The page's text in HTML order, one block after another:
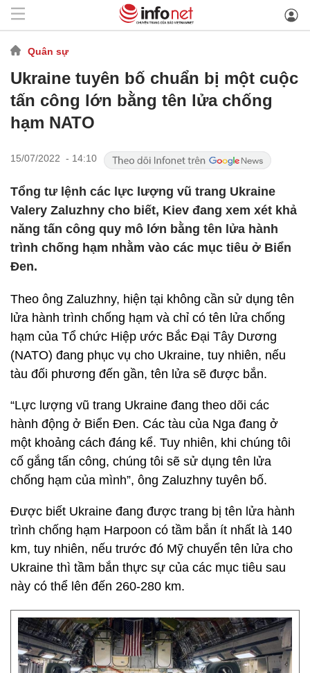
Quân sự
Ukraine tuyên bố chuẩn bị một cuộc
tấn công lớn bằng tên lửa chống
hạm NATO
15/07/2022 - 14:10
Tổng tư lệnh các lực lượng vũ trang Ukraine
Valery Zaluzhny cho biết, Kiev đang xem xét khả
năng tấn công quy mô lớn bằng tên lửa hành
trình chống hạm nhằm vào các mục tiêu ở Biển
Đen.
Theo ông Zaluzhny, hiện tại không cần sử dụng tên
lửa hành trình chống hạm và chỉ có tên lửa chống
hạm của Tổ chức Hiệp ước Bắc Đại Tây Dương
(NATO) đang phục vụ cho Ukraine, tuy nhiên, nếu
tàu đối phương đến gần, tên lửa sẽ được bắn.
“Lực lượng vũ trang Ukraine đang theo dõi các
hành động ở Biển Đen. Các tàu của Nga đang ở
một khoảng cách đáng kể. Tuy nhiên, khi chúng tôi
cố gắng tấn công, chúng tôi sẽ sử dụng tên lửa
chống hạm của mình”, ông Zaluzhny tuyên bố.
Được biết Ukraine đang được trang bị tên lửa hành
trình chống hạm Harpoon có tầm bắn ít nhất là 140
km, tuy nhiên, nếu trước đó Mỹ chuyển tên lửa cho
Ukraine thì tầm bắn thực sự của các mục tiêu sau
này có thể lên đến 260-280 km.